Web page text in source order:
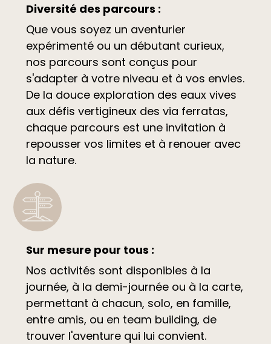
Diversité des parcours :
Que vous soyez un aventurier
expérimenté ou un débutant curieux,
nos parcours sont conçus pour
s'adapter à votre niveau et à vos envies.
De la douce exploration des eaux vives
aux défis vertigineux des via ferratas,
chaque parcours est une invitation à
repousser vos limites et à renouer avec
la nature.
Sur mesure pour tous :
Nos activités sont disponibles à la
journée, à la demi-journée ou à la carte,
permettant à chacun, solo, en famille,
entre amis, ou en team building, de
trouver l'aventure qui lui convient.